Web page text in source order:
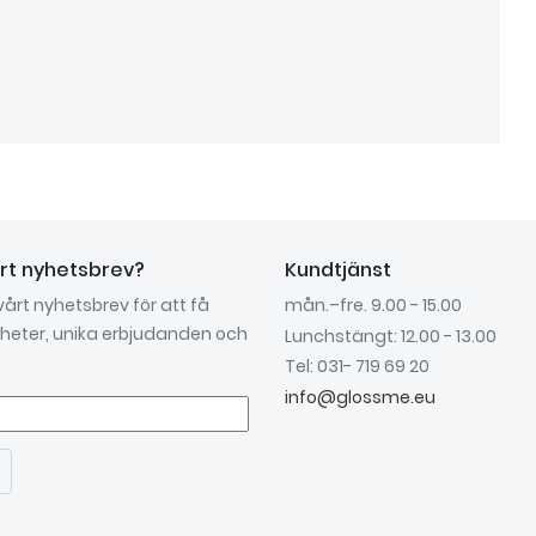
nyhetsbrev?
nyhetsbrev för att få
unika erbjudanden och
Kundtjänst
mån.–fre. 9.00 - 15.00
Lunchstängt: 12.00 - 13.00
Tel: 031- 719 69 20
info@glossme.eu